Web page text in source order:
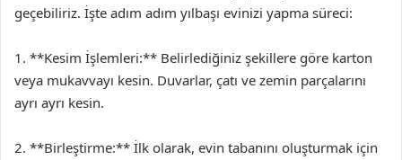
geçebiliriz. İşte adım adım yılbaşı evinizi yapma süreci:
1. **Kesim İşlemleri:** Belirlediğiniz şekillere göre karton
veya mukavvayı kesin. Duvarlar, çatı ve zemin parçalarını
ayrı ayrı kesin.
2. **Birleştirme:** İlk olarak, evin tabanını oluşturmak için